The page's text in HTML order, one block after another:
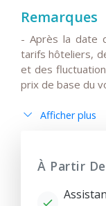
Remarques
- Après la date
tarifs hôteliers,
et des
prix de base du
- Toute
doit être
préalable.
Afficher plus
À Partir De